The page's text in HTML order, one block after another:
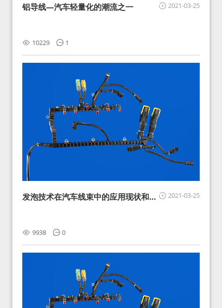
2021-03-25
铝导线—汽车轻量化的潮流之一
10229 1
2021-03-25
发泡技术在汽车线束中的应用现状和展
9938 0